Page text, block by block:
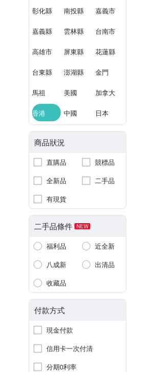
彰化縣 南投縣 嘉義市
嘉義縣 雲林縣 台南市
高雄市 屏東縣 花蓮縣
台東縣 澎湖縣 金門
馬祖 美國 加拿大
香港 中國 日本
商品狀況
直購品
競標品
全新品
二手品
有現貨
二手品條件 NEW
福利品
近全新
八成新
出清品
收藏品
付款方式
現金付款
信用卡一次付清
分期0利率